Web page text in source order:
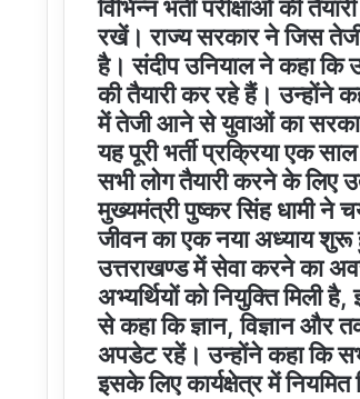
विभिन्न भर्ती परीक्षाओं की
रखें। राज्य सरकार ने जिस
है। संदीप उनियाल ने कहा कि
की तैयारी कर रहे हैं। उन्होंने
में तेजी आने से युवाओं का
यह पूरी भर्ती प्रक्रिया एक
सभी लोग तैयारी करने के लिए
मुख्यमंत्री पुष्कर सिंह धामी
जीवन का एक नया अध्याय
उत्तराखण्ड में सेवा करने का
अभ्यर्थियों को नियुक्ति मिली
से कहा कि ज्ञान, विज्ञान और
अपडेट रहें। उन्होंने कहा कि
इसके लिए कार्यक्षेत्र में नियमित